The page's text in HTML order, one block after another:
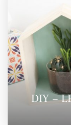
DIY –